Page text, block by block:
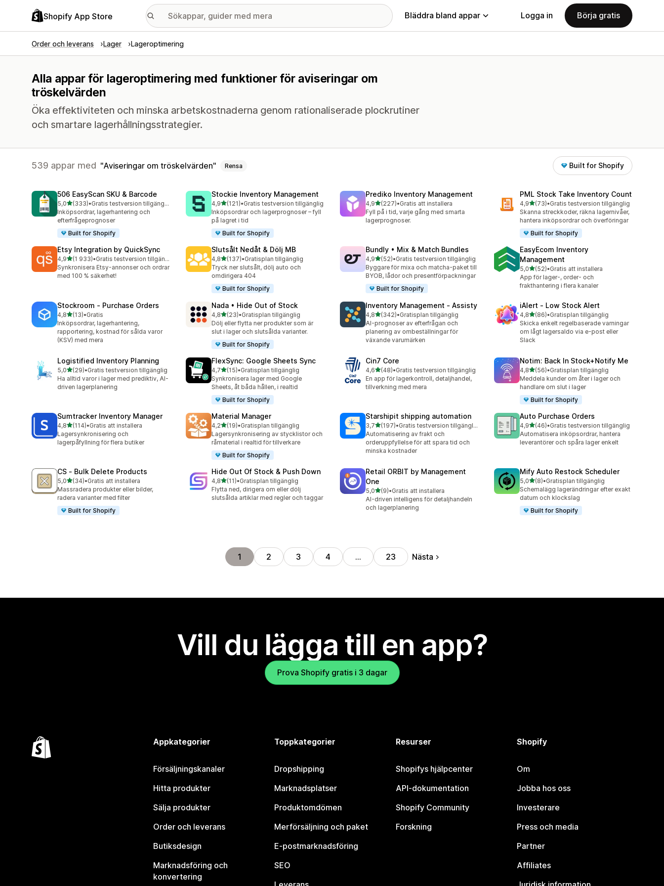
Shopify App Store Bläddra bland appar Logga in Börja gratis
Order och leverans Lager Lageroptimering
Alla appar för lageroptimering med funktioner för aviseringar om
tröskelvärden
Öka effektiviteten och minska arbetskostnaderna genom rationaliserade plockrutiner
och smartare lagerhållningsstrategier.
539 appar med Aviseringar om tröskelvärden Rensa Built for Shopify
506 EasyScan SKU & Barcode
5,0av 5 stjärnor
(333)
333 recensioner totalt
•
Gratis testversion tillgänglig
Inköpsordrar, lagerhantering och
efterfrågeprognoser
Built for Shopify
Stockie Inventory Management
4,9av 5 stjärnor
(121)
121 recensioner totalt
•Gratis testversion tillgänglig
Inköpsordrar och lagerprognoser – fyll
på lagret i tid
Built for Shopify
Prediko Inventory Management
4,9av 5 stjärnor
(227)
227 recensioner totalt
•Gratis att installera
Fyll på i tid, varje gång med smarta
lagerprognoser.
PML Stock Take Inventory Count
4,9av 5 stjärnor
(73)
73 recensioner totalt
•Gratis testversion tillgänglig
Skanna streckkoder, räkna lagernivåer,
hantera inköpsordrar och överföringar
Built for Shopify
Etsy Integration by QuickSync
4,9av 5 stjärnor
(1 933)
1933 recensioner totalt
•
Gratis testversion tillgänglig
Synkronisera Etsy-annonser och ordrar
med 100 % säkerhet!
Slutsålt Nedåt & Dölj MB
4,8av 5 stjärnor
(137)
137 recensioner totalt
•Gratisplan tillgänglig
Tryck ner slutsålt, dölj auto och
omdirigera 404
Built for Shopify
Bundly • Mix & Match Bundles
4,9av 5 stjärnor
(52)
52 recensioner totalt
•Gratis testversion tillgänglig
Byggare för mixa och matcha-paket till
BYOB, lådor och presentförpackningar
Built for Shopify
EasyEcom Inventory
Management
5,0av 5 stjärnor
(52)
52 recensioner totalt
•Gratis att installera
App för lager-, order- och
frakthantering i flera kanaler
Stockroom ‑ Purchase Orders
4,8av 5 stjärnor
(13)
13 recensioner totalt
•Gratis
Inköpsordrar, lagerhantering,
rapportering, kostnad för sålda varor
(KSV) med mera
Nada • Hide Out of Stock
4,8av 5 stjärnor
(23)
23 recensioner totalt
•Gratisplan tillgänglig
Dölj eller flytta ner produkter som är
slut i lager och slutsålda varianter.
Built for Shopify
Inventory Management ‑ Assisty
4,8av 5 stjärnor
(342)
342 recensioner totalt
•Gratisplan tillgänglig
AI-prognoser av efterfrågan och
planering av ombeställningar för
växande varumärken
iAlert ‑ Low Stock Alert
4,8av 5 stjärnor
(86)
86 recensioner totalt
•Gratisplan tillgänglig
Skicka enkelt regelbaserade varningar
om lågt lagersaldo via e-post eller
Slack
Logistified Inventory Planning
5,0av 5 stjärnor
(29)
29 recensioner totalt
•Gratis testversion tillgänglig
Ha alltid varor i lager med prediktiv, AI-
driven lagerplanering
FlexSync: Google Sheets Sync
4,7av 5 stjärnor
(15)
15 recensioner totalt
•Gratisplan tillgänglig
Synkronisera lager med Google
Sheets, åt båda hållen, i realtid
Built for Shopify
Cin7 Core
4,6av 5 stjärnor
(48)
48 recensioner totalt
•Gratis testversion tillgänglig
En app för lagerkontroll, detaljhandel,
tillverkning med mera
Notim: Back In Stock+Notify Me
4,8av 5 stjärnor
(56)
56 recensioner totalt
•Gratisplan tillgänglig
Meddela kunder om åter i lager och
handlare om slut i lager
Built for Shopify
Sumtracker Inventory Manager
4,8av 5 stjärnor
(114)
114 recensioner totalt
•Gratis att installera
Lagersynkronisering och
lagerpåfyllning för flera butiker
Material Manager
4,2av 5 stjärnor
(19)
19 recensioner totalt
•Gratisplan tillgänglig
Lagersynkronisering av stycklistor och
råmaterial i realtid för tillverkare
Built for Shopify
Starshipit shipping automation
3,7av 5 stjärnor
(197)
197 recensioner totalt
•
Gratis testversion tillgänglig
Automatisering av frakt och
orderuppfyllelse för att spara tid och
minska kostnader
Auto Purchase Orders
4,9av 5 stjärnor
(46)
46 recensioner totalt
•Gratis testversion tillgänglig
Automatisera inköpsordrar, hantera
leverantörer och spåra lager enkelt
CS ‑ Bulk Delete Products
5,0av 5 stjärnor
(34)
34 recensioner totalt
•Gratis att installera
Massradera produkter eller bilder,
radera varianter med filter
Built for Shopify
Hide Out Of Stock & Push Down
4,8av 5 stjärnor
(11)
11 recensioner totalt
•Gratisplan tillgänglig
Flytta ned, dirigera om eller dölj
slutsålda artiklar med regler och taggar
Retail ORBIT by Management
One
5,0av 5 stjärnor
(9)
9 recensioner totalt
•Gratis att installera
AI-driven intelligens för detaljhandeln
och lagerplanering
Mify Auto Restock Scheduler
5,0av 5 stjärnor
(8)
8 recensioner totalt
•Gratisplan tillgänglig
Schemalägg lagerändringar efter exakt
datum och klockslag
Built for Shopify
1 2 3 4 … 23 Nästa
Vill du lägga till en app?
Prova Shopify gratis i 3 dagar
Appkategorier
Försäljningskanaler
Hitta produkter
Sälja produkter
Order och leverans
Butiksdesign
Marknadsföring och
konvertering
Toppkategorier
Dropshipping
Marknadsplatser
Produktomdömen
Merförsäljning och paket
E-postmarknadsföring
SEO
Resurser
Shopifys hjälpcenter
API-dokumentation
Shopify Community
Forskning
Shopify
Om
Jobba hos oss
Investerare
Press och media
Partner
Affiliates